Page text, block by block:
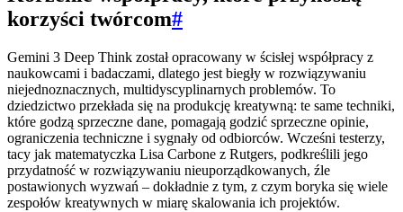
korzyści twórcom#
Gemini 3 Deep Think został opracowany w ścisłej współpracy z
naukowcami i badaczami, dlatego jest biegły w rozwiązywaniu
niejednoznacznych, multidyscyplinarnych problemów. To
dziedzictwo przekłada się na produkcję kreatywną: te same techniki,
które godzą sprzeczne dane, pomagają godzić sprzeczne opinie,
ograniczenia techniczne i sygnały od odbiorców. Wcześni testerzy,
tacy jak matematyczka Lisa Carbone z Rutgers, podkreślili jego
przydatność w rozwiązywaniu nieuporządkowanych, źle
postawionych wyzwań – dokładnie z tym, z czym boryka się wiele
zespołów kreatywnych w miarę skalowania ich projektów.